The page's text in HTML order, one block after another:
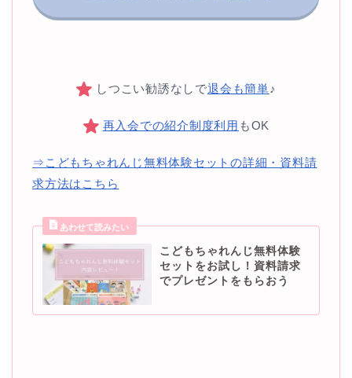
しつこい勧誘なしで退会も簡単♪
再入会での紹介制度利用 もOK
⇒こどもちゃれんじ無料体験セットの詳細・資料請
求方法はこちら
こどもちゃれんじ無料体験
セットをお試し！資料請求
でプレゼントをもらおう